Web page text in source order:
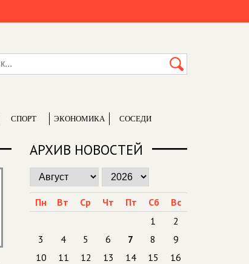
СПОРТ ЭКОНОМИКА СОСЕДИ
АРХИВ НОВОСТЕЙ
Пн Вт Ср Чт Пт Сб
Вс
1
2
3
4 5 6 7 8
9
10
11 12 13 14 15
16